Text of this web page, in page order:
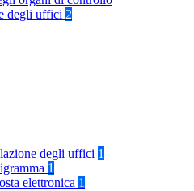
degli uffici 2
degli uffici 1
1
elettronica 1